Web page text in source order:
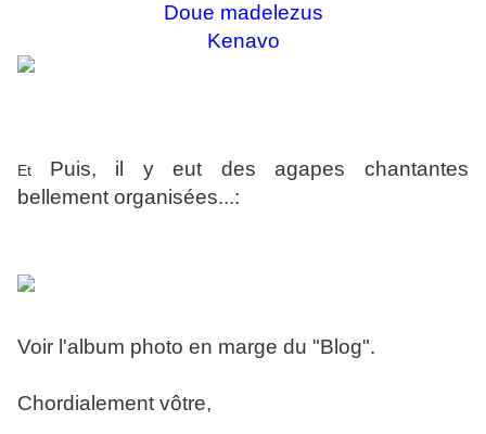
Doue madelezus
Kenavo
Et Puis, il y eut des agapes chantantes
bellement organisées...:
Voir l'album photo en marge du "Blog".
Chordialement vôtre,